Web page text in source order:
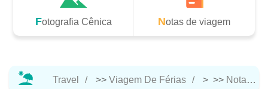
Fotografia Cênica Notas de viagem
Travel >> Viagem De Férias > >> Notas De Viagem